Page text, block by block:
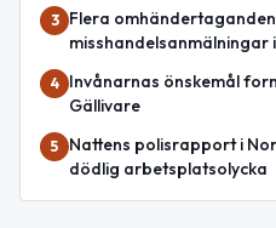
3
Flera
4
Invånarnas önskemål
Gällivare
5
Nattens polisrapport i
dödlig arbetsplatsolycka